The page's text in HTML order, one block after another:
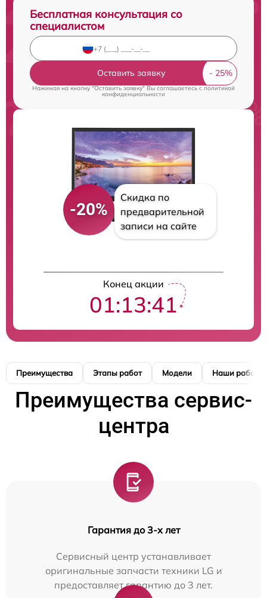
Бесплатная консультация со
специалистом
Оставить заявку
Нажимая на кнопку "Оставить заявку" Вы соглашаетесь cполитикой
конфиденциальности
-20%
Скидка по
предварительной
записи на сайте
Конец акции
01:13:41
Преимущества Этапы работ Модели Наши работы
Преимущества сервис-
центра
Гарантия до 3-х лет
Сервисный центр устанавливает
оригинальные запчасти техники LG и
предоставляет гарантию до 3 лет.